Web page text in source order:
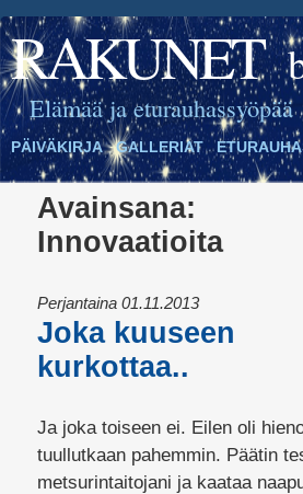
RAKUNET
Elämää ja eturauhassyöpää
PÄIVÄKIRJA GALLERIAT
Avainsana:
Innovaatioita
Perjantaina 01.11.2013
Joka kuuseen
kurkottaa..
Ja joka toiseen ei. Eilen oli
tuullutkaan pahemmin. Päätin
metsurintaitojani ja kaataa